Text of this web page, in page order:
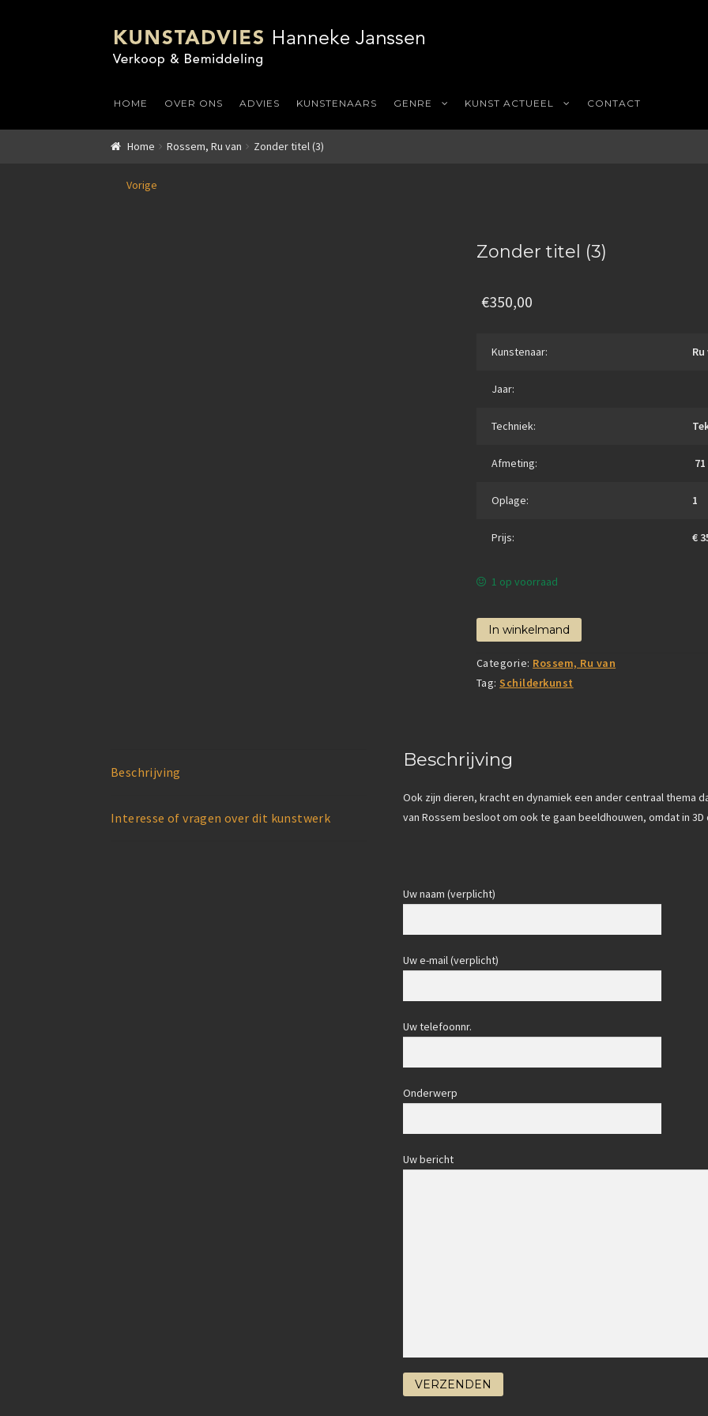
HOME OVER ONS ADVIES KUNSTENAARS GENRE KUNST ACTUEEL CONTACT
Home Rossem, Ru van Zonder titel (3)
Vorige
Zonder titel (3)
€350,00
Kunstenaar:
Jaar:
Techniek:
Afmeting:
Oplage: 1
Prijs: €
1 op voorraad
In winkelmand
Categorie: Rossem, Ru van
Tag:Schilderkunst
Beschrijving
Interesse of vragen over dit kunstwerk
Beschrijving
Ook zijn dieren, kracht en dynamiek een ander centraal thema
van Rossem besloot om ook te gaan beeldhouwen, omdat in
Uw naam (verplicht)
Uw e-mail (verplicht)
Uw telefoonnr.
Onderwerp
Uw bericht